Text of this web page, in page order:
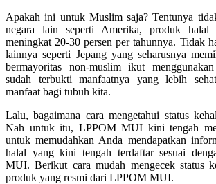
Apakah ini untuk Muslim saja? Tentunya
negara lain seperti Amerika, produk
meningkat 20-30 persen per tahunnya. Tidak
lainnya seperti Jepang yang seharusnya
bermayoritas non-muslim ikut
sudah terbukti manfaatnya yang lebih
manfaat bagi tubuh kita.
Lalu, bagaimana cara mengetahui status
Nah untuk itu, LPPOM MUI kini tengah
untuk memudahkan Anda mendapatkan
halal yang kini tengah terdaftar sesuai
MUI. Berikut cara mudah mengecek status
produk yang resmi dari LPPOM MUI.